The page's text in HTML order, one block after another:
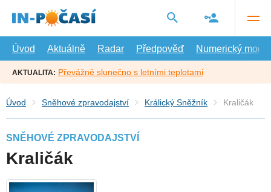
hlavní
Úvod
Aktuálně Radar Předpověď Numerický model
AKTUALITA: Převážně slunečno s letními teplotami
Úvod Sněhové zpravodajství Králický Sněžník Kraličák
SNĚHOVÉ ZPRAVODAJSTVÍ
Kraličák